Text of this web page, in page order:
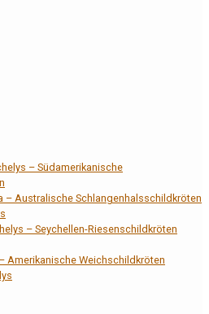
– Südamerikanische
– Australische Schlangenhalsschildkröten
– Seychellen-Riesenschildkröten
Amerikanische Weichschildkröten